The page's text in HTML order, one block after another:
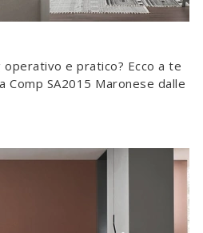
e pratico? Ecco a te
SA2015 Maronese dalle